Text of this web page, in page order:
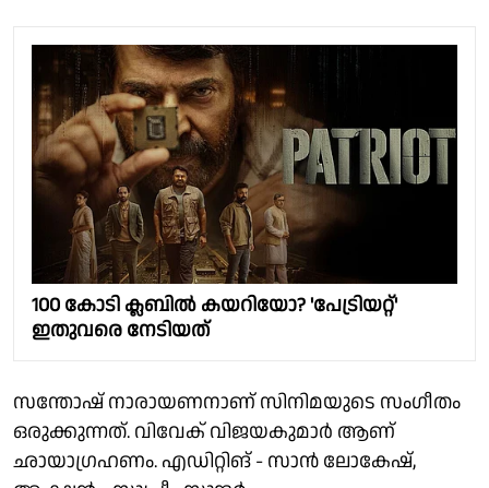
100 കോടി ക്ലബിൽ കയറിയോ? 'പേട്രിയറ്റ്'
ഇതുവരെ നേടിയത്
സന്തോഷ് നാരായണനാണ് സിനിമയുടെ സംഗീതം
ഒരുക്കുന്നത്. വിവേക് വിജയകുമാർ ആണ്
ഛായാഗ്രഹണം. എഡിറ്റിങ് - സാൻ ലോകേഷ്,